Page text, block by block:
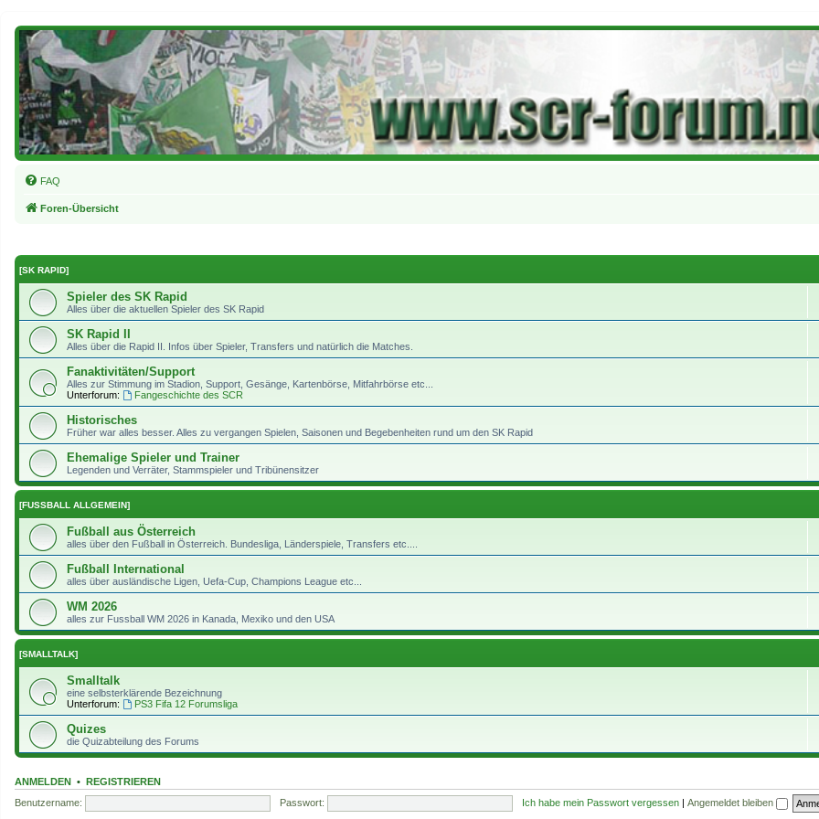
FAQ
Foren-Übersicht
[SK RAPID]
Spieler des SK Rapid
Alles über die aktuellen Spieler des SK Rapid
SK Rapid II
Alles über die Rapid II. Infos über Spieler, Transfers und natürlich die Matches.
Fanaktivitäten/Support
Alles zur Stimmung im Stadion, Support, Gesänge, Kartenbörse, Mitfahrbörse etc...
Unterforum:
Fangeschichte des SCR
Historisches
Früher war alles besser. Alles zu vergangen Spielen, Saisonen und Begebenheiten rund um den SK Rapid
Ehemalige Spieler und Trainer
Legenden und Verräter, Stammspieler und Tribünensitzer
[FUSSBALL ALLGEMEIN]
Fußball aus Österreich
alles über den Fußball in Österreich. Bundesliga, Länderspiele, Transfers etc....
Fußball International
alles über ausländische Ligen, Uefa-Cup, Champions League etc...
WM 2026
alles zur Fussball WM 2026 in Kanada, Mexiko und den USA
[SMALLTALK]
Smalltalk
eine selbsterklärende Bezeichnung
Unterforum:
PS3 Fifa 12 Forumsliga
Quizes
die Quizabteilung des Forums
ANMELDEN • REGISTRIEREN
Benutzername:
Passwort: Ich habe mein Passwort vergessen | Angemeldet bleiben